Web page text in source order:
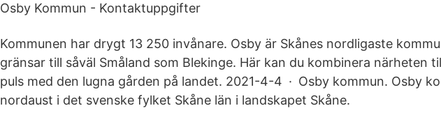
Osby Kommun - Kontaktuppgifter
Kommunen har drygt 13 250 invånare. Osby är Skånes nordligaste
gränsar till såväl Småland som Blekinge. Här kan du kombinera närheten
puls med den lugna gården på landet. 2021-4-4 · Osby kommun. Osby
nordaust i det svenske fylket Skåne län i landskapet Skåne.